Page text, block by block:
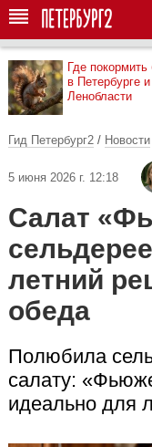
Где покормить
в Петербурге и
Ленобласти
Гид Петербург2 / Новости
5 июня 2026 г. 12:18
Салат
летний
обеда
Полюбила
салату:
идеально для